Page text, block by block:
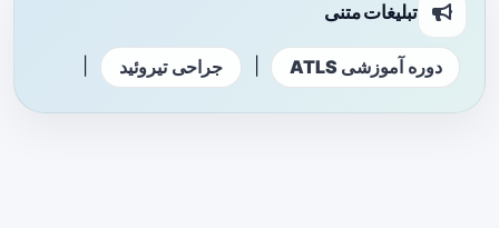
تبلیغات متنی
دوره آموزشی ATLS جراحی تیروئید